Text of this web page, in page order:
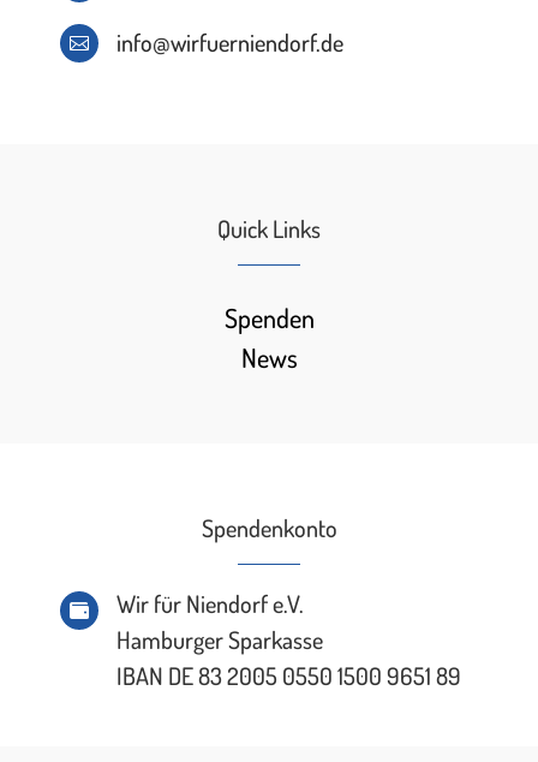
 info@wirfuerniendorf.de
Quick Links
Spenden
News
Spendenkonto

Wir für Niendorf e.V.
Hamburger Sparkasse
IBAN DE 83 2005 0550 1500 9651 89